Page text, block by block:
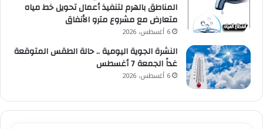
المناطق بالهرم لتنفيذ أعمال تحويل خط مياه
متعارض مع مشروع مترو الأنفاق
6 أغسطس، 2026
النشرة الجوية اليومية .. حالة الطقس المتوقعة
غداً الجمعة 7 أغسطس
6 أغسطس، 2026